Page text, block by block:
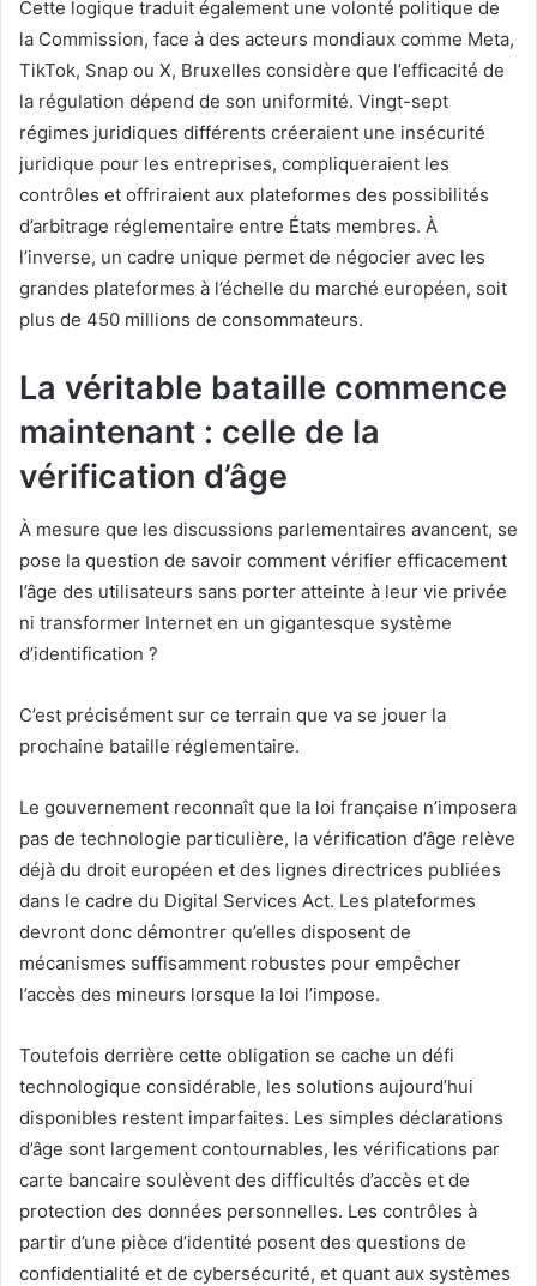
Cette logique traduit également une volonté politique de
la Commission, face à des acteurs mondiaux comme Meta,
TikTok, Snap ou X, Bruxelles considère que l’efficacité de
la régulation dépend de son uniformité. Vingt-sept
régimes juridiques différents créeraient une insécurité
juridique pour les entreprises, compliqueraient les
contrôles et offriraient aux plateformes des possibilités
d’arbitrage réglementaire entre États membres. À
l’inverse, un cadre unique permet de négocier avec les
grandes plateformes à l’échelle du marché européen, soit
plus de 450 millions de consommateurs.
La véritable bataille commence
maintenant : celle de la
vérification d’âge
À mesure que les discussions parlementaires avancent, se
pose la question de savoir comment vérifier efficacement
l’âge des utilisateurs sans porter atteinte à leur vie privée
ni transformer Internet en un gigantesque système
d’identification ?
C’est précisément sur ce terrain que va se jouer la
prochaine bataille réglementaire.
Le gouvernement reconnaît que la loi française n’imposera
pas de technologie particulière, la vérification d’âge relève
déjà du droit européen et des lignes directrices publiées
dans le cadre du Digital Services Act. Les plateformes
devront donc démontrer qu’elles disposent de
mécanismes suffisamment robustes pour empêcher
l’accès des mineurs lorsque la loi l’impose.
Toutefois derrière cette obligation se cache un défi
technologique considérable, les solutions aujourd’hui
disponibles restent imparfaites. Les simples déclarations
d’âge sont largement contournables, les vérifications par
carte bancaire soulèvent des difficultés d’accès et de
protection des données personnelles. Les contrôles à
partir d’une pièce d’identité posent des questions de
confidentialité et de cybersécurité, et quant aux systèmes